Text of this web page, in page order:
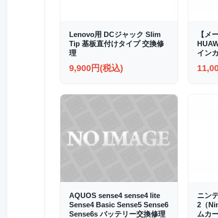
Lenovo用 DCジャック Slim
Tip 基板直付けタイプ 交換修
理
9,900円(税込)
【メ
イン
AQUOS sense4 sense4 lite
Sense4 Basic Sense5 Sense6
Sense6s バッテリー交換修理
ニン
2（
ムカ